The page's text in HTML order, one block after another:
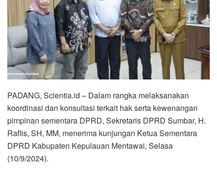
PADANG, Scientia.id – Dalam rangka melaksanakan
koordinasi dan konsultasi terkait hak serta kewenangan
pimpinan sementara DPRD, Sekretaris DPRD Sumbar, H.
Raflis, SH, MM, menerima kunjungan Ketua Sementara
DPRD Kabupaten Kepulauan Mentawai, Selasa
(10/9/2024).